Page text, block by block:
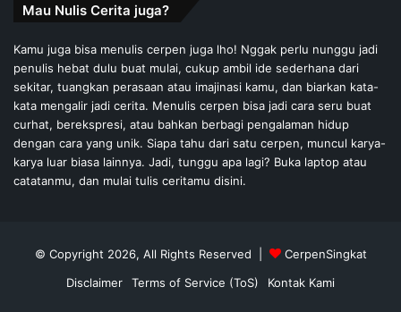
Mau Nulis Cerita juga?
Kamu juga bisa menulis cerpen juga lho! Nggak perlu nunggu jadi
penulis hebat dulu buat mulai, cukup ambil ide sederhana dari
sekitar, tuangkan perasaan atau imajinasi kamu, dan biarkan kata-
kata mengalir jadi cerita. Menulis cerpen bisa jadi cara seru buat
curhat, berekspresi, atau bahkan berbagi pengalaman hidup
dengan cara yang unik. Siapa tahu dari satu cerpen, muncul karya-
karya luar biasa lainnya. Jadi, tunggu apa lagi? Buka laptop atau
catatanmu, dan mulai tulis ceritamu disini.
© Copyright 2026, All Rights Reserved |
CerpenSingkat
Disclaimer
Terms of Service (ToS) Kontak Kami